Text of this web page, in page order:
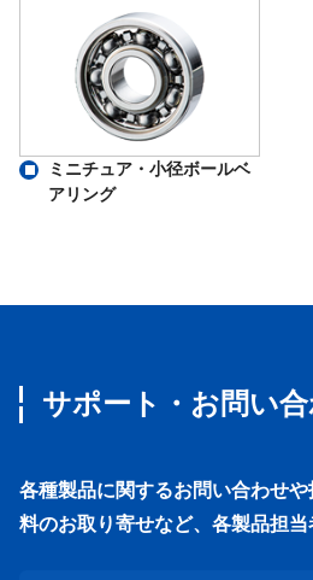
ミニチュア・小径ボールベ
アリング
サポート・お問い
各種製品に関するお問い合わせ
料のお取り寄せなど、各製品担当